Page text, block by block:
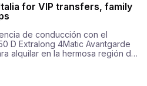
21
3,500.00 €
for VIP transfers, family
de conducción con el
D Extralong 4Matic Avantgarde
alquilar en la hermosa región de
paisajes urbanos de la zona,